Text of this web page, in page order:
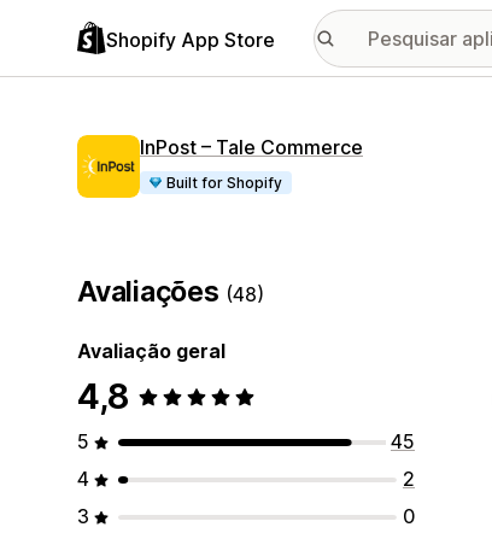
Shopify App Store
InPost – Tale Commerce
Built for Shopify
Avaliações (48)
Avaliação geral
4,8
5
45
4
2
3
0